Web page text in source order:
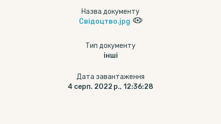
Назва документу
Свідоцтво.jpg
Тип документу
інші
Дата завантаження
4 серп. 2022 р., 12:36:28